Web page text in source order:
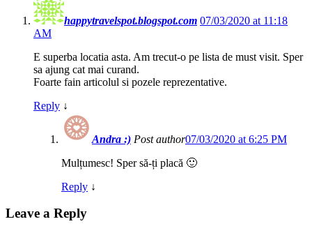
happytravelspot.blogspot.com 07/03/2020 at 11:18
AM
E superba locatia asta. Am trecut-o pe lista de must visit. Sper
sa ajung cat mai curand.
Foarte fain articolul si pozele reprezentative.
Reply ↓
Andra :) Post author07/03/2020 at 6:25 PM
Mulțumesc! Sper să-ți placă 🙂
Reply ↓
Leave a Reply